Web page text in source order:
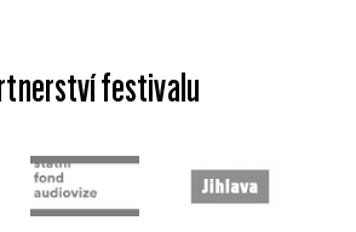
festivalu